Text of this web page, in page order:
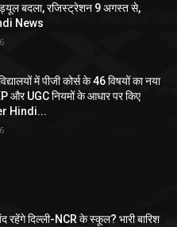
बदला, रजिस्ट्रेशन 9 अगस्त से,
News
में पीजी कोर्स के 46 विषयों का नया
और UGC नियमों के आधार पर किए
Hindi...
रहेंगे दिल्ली-NCR के स्कूल? भारी बारिश